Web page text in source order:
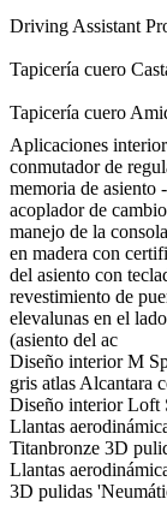
Driving Assistant
Tapicería cuero
Tapicería cuero
Aplicaciones
conmutador de
memoria de asiento
acoplador de
manejo de la
en madera con
del asiento con
revestimiento de
elevalunas en el
(asiento del ac
Diseño interior M
gris atlas Alcantara
Diseño interior Loft
Llantas
Titanbronze 3D
Llantas
3D pulidas